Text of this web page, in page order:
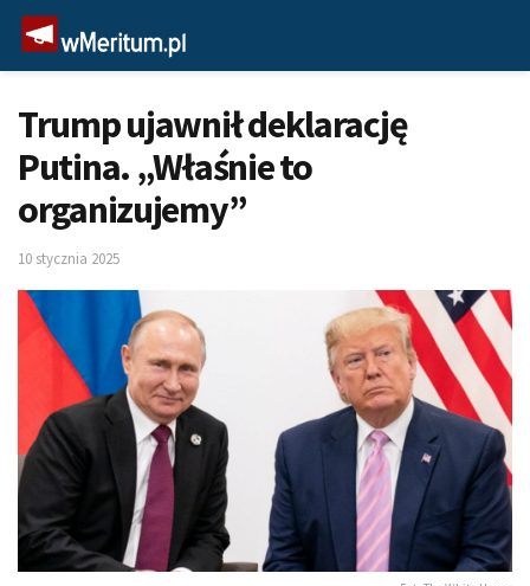
Trump ujawnił deklarację
Putina. „Właśnie to
organizujemy”
10 stycznia 2025